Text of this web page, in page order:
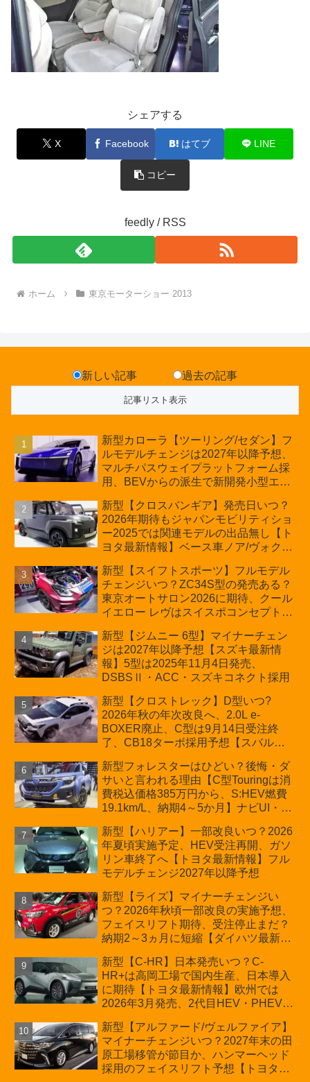
シェアする
X Facebook はてブ LINE
コピー
feedly / RSS
ホーム 東京モーターショー 2013
新しい記事 過去の記事
新型カローラ【ツーリング/セダン】フ
ルモデルチェンジは2027年以降予想、
マルチパスウェイプラットフォーム採
用、BEVからの派生で新開発小型エン
の採用は無しか【トヨタ最新情報】60
周年記念車発売
新型【クロスバンギア】発売日いつ？
2026年期待もジャパンモビリティショ
ー2025では関連モデルの出品無し【ト
ヨタ最新情報】ベース車ノア/ヴォクシ
ほか「コア」と「ツール」、デリカ
D:5対抗のクロスオーバーSUVミニバ
ン
新型【スイフトスポーツ】フルモデル
チェンジいつ？ZC34S型の発売ある？
東京オートサロン2026に期待、クール
イエロー レヴはスイスポコンセプト
プが争点【スズキ最新情報】特別仕様
車「ZC33S Final Edition」終了
新型【ジムニー 6型】マイナーチェン
ジは2027年以降予想【スズキ最新情
報】5型は2025年11月4日発売、
DSBSⅡ・ACC・スズキコネクト採用
新型【クロストレック】D型いつ?
2026年秋の年次改良へ、2.0L e-
BOXER廃止、C型は9月14日受注終
了、CB18ターボ採用予想【スバル最
新型フォレスターはひどい？後悔・ダ
サいと言われる理由【C型Touringは消
費税込価格385万円から、S:HEV燃費
19.1km/L、納期4～5か月】ナビUI・冬
カーオブザイヤーとJNCAP大賞受賞後
も残る注意点
新型【ハリアー】一部改良いつ？2026
年夏頃実施予定、HEV受注再開、ガソ
リン車終了へ【トヨタ最新情報】フル
モデルチェンジ2027年以降予想
新型【ライズ】マイナーチェンジい
つ？2026年秋頃一部改良の実施予想、
フェイスリフト期待、受注停止まだ？
納期2～3ヵ月に短縮【ダイハツ最新情
180.07～244.2万円、値上げ約8～10万
円、法規対応、ハイブリッド4WD追加
まだ、フルモデルチェンジはトヨタが
介入か
新型【C-HR】日本発売いつ？C-
HR+は高岡工場で国内生産、日本導入
に期待【トヨタ最新情報】欧州では
2026年3月発売、2代目HEV・PHEVは
新型【アルファード/ヴェルファイア】
マイナーチェンジいつ？2027年末の田
原工場移管が節目か、ハンマーヘッド
採用のフェイスリフト予想【トヨタ最